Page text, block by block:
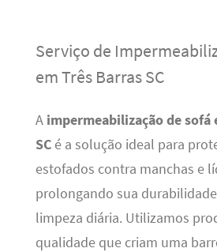
Serviço de
em Três Barras SC
A impermeabilização de sofá
SCé a solução ideal para
estofados contra manchas e
prolongando sua
limpeza diária. Utilizamos
qualidade que criam uma